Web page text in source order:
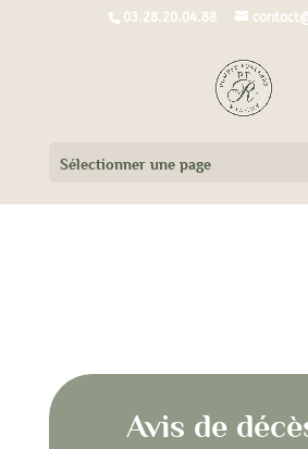
03.28.20.04.88
Sélectionner une page
Avis de